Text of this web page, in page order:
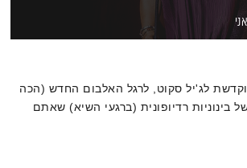
לג'יל סקוט, לרגל האלבום החדש (הכה
בינוניות רדיופונית (ברגעי השיא) שאתם